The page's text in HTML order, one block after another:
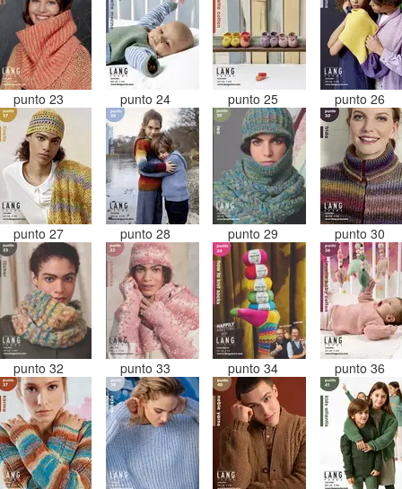
punto 23 punto 24 punto 25 punto 26
punto 27 punto 28 punto 29 punto 30
punto 32 punto 33 punto 34 punto 36